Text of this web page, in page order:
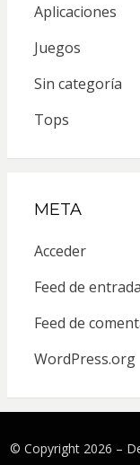
Aplicaciones
Juegos
Sin categoría
Tops
META
Acceder
Feed de
Feed de
WordPress.org
© Copyright 2026 –